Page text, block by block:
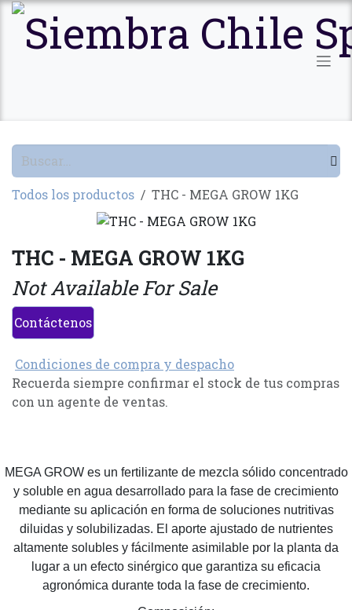
Ir al contenido
Todos los productos THC - MEGA GROW 1KG
THC - MEGA GROW 1KG
Not Available For Sale
Contáctenos
Condiciones de compra y despacho
Recuerda siempre confirmar el stock de tus compras
con un agente de ventas.
MEGA GROW es un fertilizante de mezcla sólido concentrado
y soluble en agua desarrollado para la fase de crecimiento
mediante su aplicación en forma de soluciones nutritivas
diluidas y solubilizadas. El aporte ajustado de nutrientes
altamente solubles y fácilmente asimilable por la planta da
lugar a un efecto sinérgico que garantiza su eficacia
agronómica durante toda la fase de crecimiento.